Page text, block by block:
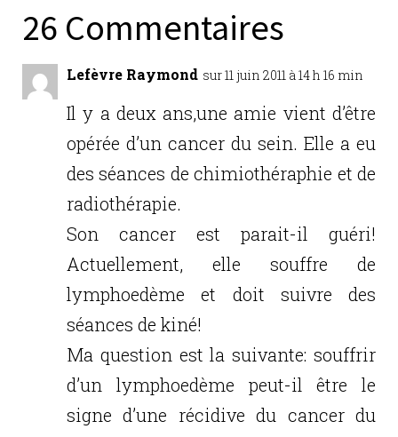
b
o
o
k
r dI
n
er
26 Commentaires
Lefèvre Raymond sur 11 juin 2011 à 14 h 16 min
Il y a deux ans,une amie vient d’être
opérée d’un cancer du sein. Elle a eu
des séances de chimiothéraphie et de
radiothérapie.
Son cancer est parait-il guéri!
Actuellement, elle souffre de
lymphoedème et doit suivre des
séances de kiné!
Ma question est la suivante: souffrir
d’un lymphoedème peut-il être le
signe d’une récidive du cancer du